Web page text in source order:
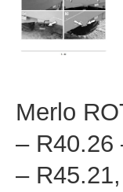
Merlo
– R40.26
–